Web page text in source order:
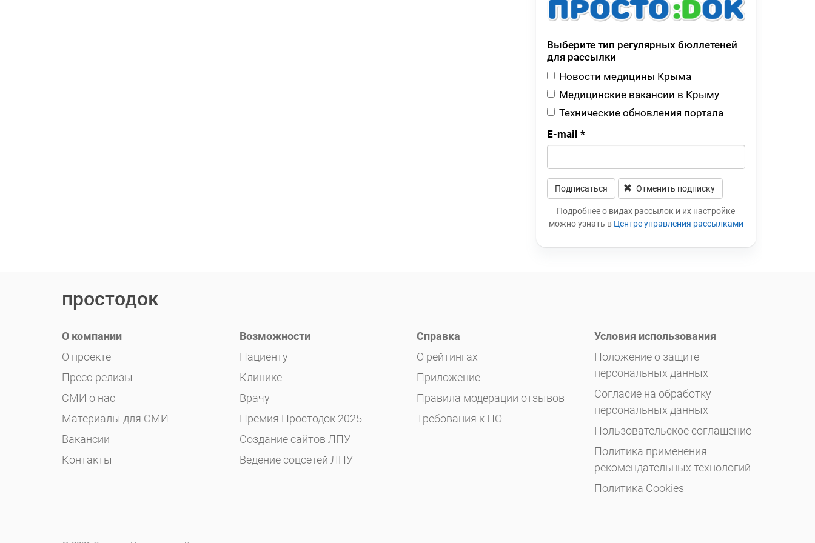
Выберите тип регулярных бюллетеней
для рассылки
Новости медицины Крыма
Медицинские вакансии в Крыму
Технические обновления портала
E-mail *
Подписаться Отменить подписку
Leave this field blank
Подробнее о видах рассылок и их настройке
можно узнать в Центре управления рассылками
простодок
О компании
О проекте
Пресс-релизы
СМИ о нас
Материалы для СМИ
Вакансии
Контакты
Возможности
Пациенту
Клинике
Врачу
Премия Простодок 2025
Создание сайтов ЛПУ
Ведение соцсетей ЛПУ
Справка
О рейтингах
Приложение
Правила модерации отзывов
Требования к ПО
Условия использования
Положение о защите
персональных данных
Согласие на обработку
персональных данных
Пользовательское соглашение
Политика применения
рекомендательных технологий
Политика Cookies